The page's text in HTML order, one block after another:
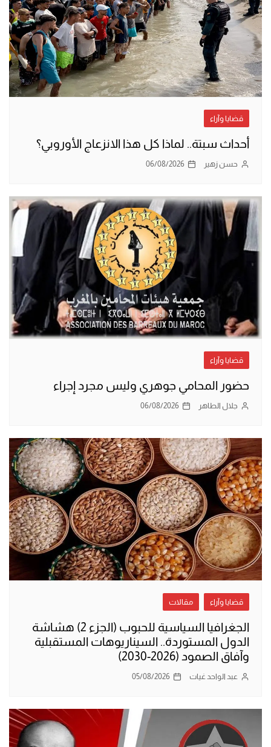
قضايا وآراء
أحداث سبتة.. لماذا كل هذا الانزعاج الأوروبي؟
حسن زهير 06/08/2026
قضايا وآراء
حضور المحامي جوهري وليس مجرد إجراء
جلال الطاهر 06/08/2026
قضايا وآراء مقالات
الجغرافيا السياسية للحبوب (الجزء 2) هشاشة
الدول المستوردة.. السيناريوهات المستقبلية
وآفاق الصمود (2026-2030)
عبد الواحد غيات 05/08/2026